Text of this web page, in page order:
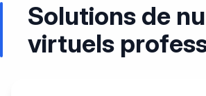
Solutions de
virtuels